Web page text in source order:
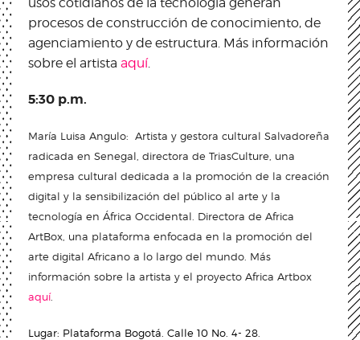
procesos de construcción de conocimiento, de
agenciamiento y de estructura. Más información
sobre el artista aquí.
5:30 p.m.
María Luisa Angulo: Artista y gestora cultural Salvadoreña
radicada en Senegal, directora de TriasCulture, una
empresa cultural dedicada a la promoción de la creación
digital y la sensibilización del público al arte y la
tecnología en África Occidental. Directora de Africa
ArtBox, una plataforma enfocada en la promoción del
arte digital Africano a lo largo del mundo. Más
información sobre la artista y el proyecto Africa Artbox
aquí.
Lugar: Plataforma Bogotá. Calle 10 No. 4- 28.